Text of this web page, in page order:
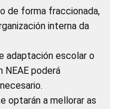
de forma fraccionada,
interna da
adaptación escolar o
NEAE poderá
optarán a mellorar as